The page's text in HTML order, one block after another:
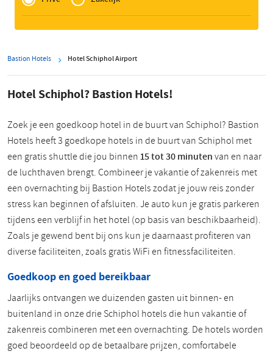
Zakelijk
Bastion Hotels Hotel Schiphol Airport
Hotel Schiphol? Bastion Hotels!
Zoek je een goedkoop hotel in de buurt van Schiphol? Bastion
Hotels heeft 3 goedkope hotels in de buurt van Schiphol met
een gratis shuttle die jou binnen15 tot 30 minutenvan en naar
de luchthaven brengt. Combineer je vakantie of zakenreis met
een overnachting bij Bastion Hotels zodat je jouw reis zonder
stress kan beginnen of afsluiten. Je auto kun je gratis parkeren
tijdens een verblijf in het hotel (op basis van beschikbaarheid).
Zoals je gewend bent bij ons kun je daarnaast profiteren van
diverse faciliteiten, zoals gratis WiFi en fitnessfaciliteiten.
Goedkoop en goed bereikbaar
Jaarlijks ontvangen we duizenden gasten uit binnen- en
buitenland in onze drie Schiphol hotels die hun vakantie of
zakenreis combineren met een overnachting. De hotels worden
goed beoordeeld op de betaalbare prijzen, comfortabele